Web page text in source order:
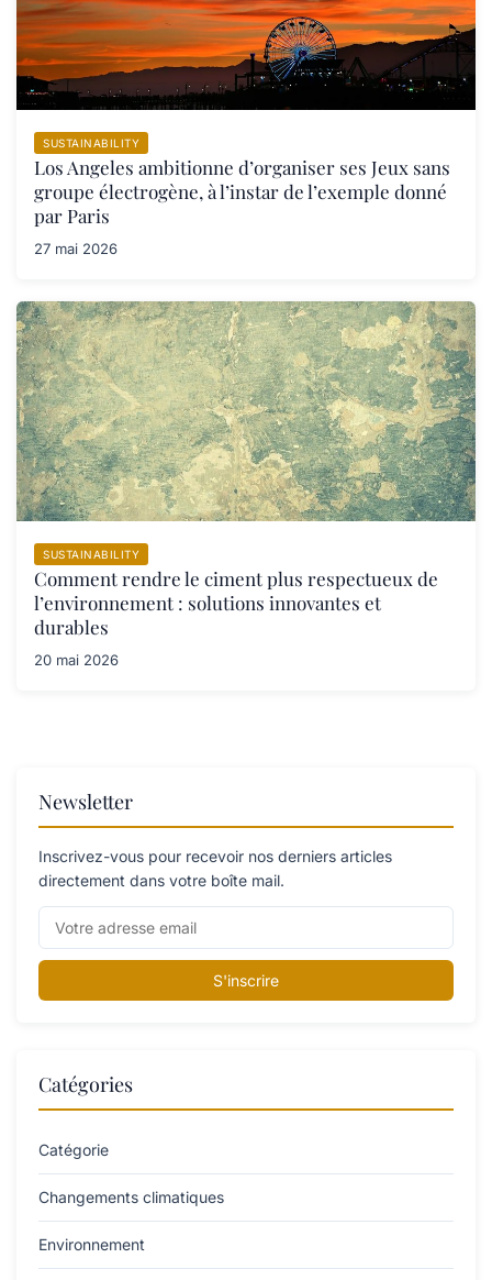
SUSTAINABILITY
Los Angeles ambitionne d’organiser ses Jeux sans
groupe électrogène, à l’instar de l’exemple donné
par Paris
27 mai 2026
SUSTAINABILITY
Comment rendre le ciment plus respectueux de
l’environnement : solutions innovantes et
durables
20 mai 2026
Newsletter
Inscrivez-vous pour recevoir nos derniers articles
directement dans votre boîte mail.
S'inscrire
Catégories
Catégorie
Changements climatiques
Environnement